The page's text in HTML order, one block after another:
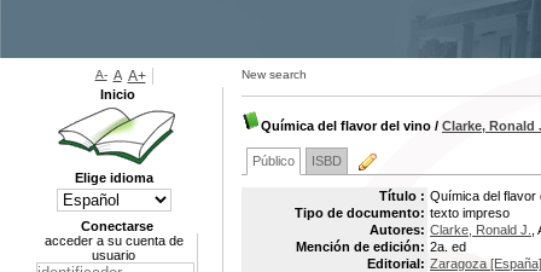
New search
Química del flavor del vino / Clarke, Ronald
Público ISBD
Título : Química del flavor
Tipo de documento: texto impreso
Autores: Clarke, Ronald J.
Mención de edición: 2a. ed
Editorial: Zaragoza
A- A A+
Inicio
Elige idioma
Conectarse
acceder a su cuenta de
usuario